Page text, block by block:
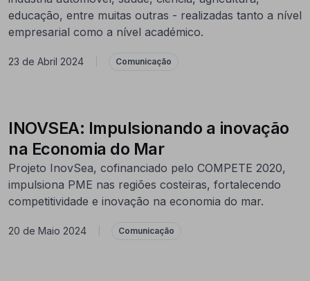
educação, entre muitas outras - realizadas tanto a nível
empresarial como a nível académico.
23 de Abril 2024 Comunicação
INOVSEA: Impulsionando a inovação
na Economia do Mar
Projeto InovSea, cofinanciado pelo COMPETE 2020,
impulsiona PME nas regiões costeiras, fortalecendo
competitividade e inovação na economia do mar.
20 de Maio 2024 Comunicação